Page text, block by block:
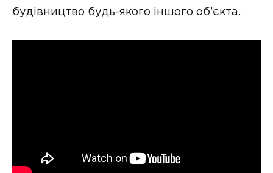
будівництво будь-якого іншого об’єкта.